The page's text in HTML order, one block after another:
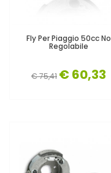
Fly Per Piaggio 50cc No
Regolabile
€ 75,41 € 60,33